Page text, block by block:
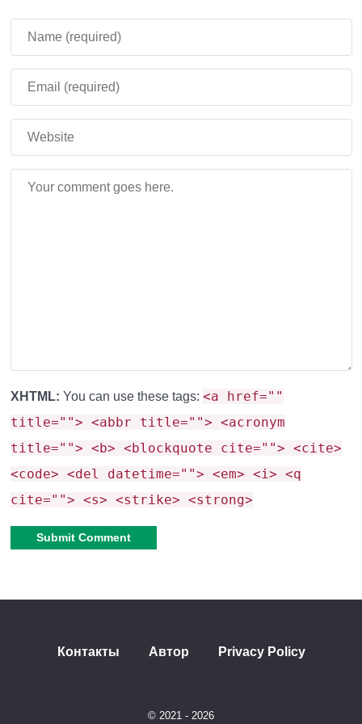
прямо над головой.Установите дополнение и
откройте небо заново!
XHTML: You can use these tags: <a href=""
title=""> <abbr title=""> <acronym
title=""> <b> <blockquote cite=""> <cite>
<code> <del datetime=""> <em> <i> <q
cite=""> <s> <strike> <strong>
Контакты Автор Privacy Policy
© 2021 - 2026